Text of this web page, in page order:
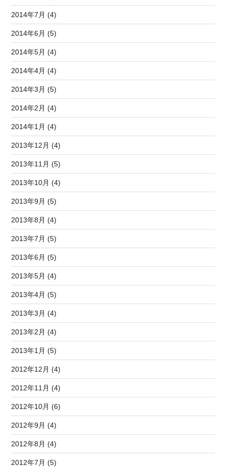
2014年7月 (4)
2014年6月 (5)
2014年5月 (4)
2014年4月 (4)
2014年3月 (5)
2014年2月 (4)
2014年1月 (4)
2013年12月 (4)
2013年11月 (5)
2013年10月 (4)
2013年9月 (5)
2013年8月 (4)
2013年7月 (5)
2013年6月 (5)
2013年5月 (4)
2013年4月 (5)
2013年3月 (4)
2013年2月 (4)
2013年1月 (5)
2012年12月 (4)
2012年11月 (4)
2012年10月 (6)
2012年9月 (4)
2012年8月 (4)
2012年7月 (5)